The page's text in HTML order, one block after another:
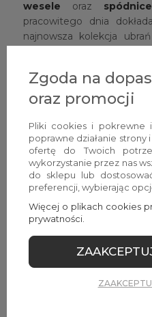
wesele oraz
pracowitego dnia
najnowsza kolekcja
niezależnie od tego czy
czy bliską przyjaciółką,
różnorodną kolekcję
na inne okazje, np. na
urodziny (również
osiemnastki).
Planujesz własną
spójnie
towarzyszyły w tym
gronem? Mamy dla
które mają szansę
być uniwersalnym
przyjaciółek. Zanim
Zgoda na
oraz promocji
Pliki cookies i pokrewne
poprawne działanie
ofertę do Twoich
wykorzystanie przez nas
do sklepu lub
preferencji, wybierając
Więcej o plikach cookies
prywatności.